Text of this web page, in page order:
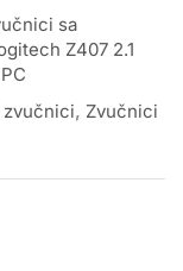
sa
Z407 2.1
zvučnici, Zvučnici